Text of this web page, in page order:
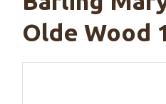
Olde Wood